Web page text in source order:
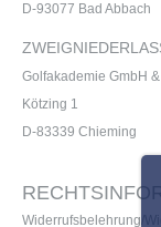
Widerrufsbelehrung/
D-93077 Bad Abbach
Golfakademie GmbH
Kötzing 1
D-83339 Chieming